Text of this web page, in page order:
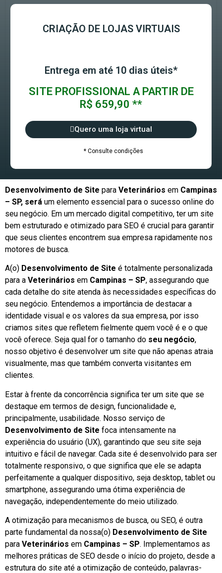
CRIAÇÃO DE LOJAS VIRTUAIS
Entrega em até 10 dias úteis*
SITE PROFISSIONAL A PARTIR DE
R$ 659,90 **
Quero uma loja virtual
* Consulte condições
Desenvolvimento de Site para Veterinários em Campinas
– SP, será um elemento essencial para o sucesso online do
seu negócio. Em um mercado digital competitivo, ter um site
bem estruturado e otimizado para SEO é crucial para garantir
que seus clientes encontrem sua empresa rapidamente nos
motores de busca.
A(o) Desenvolvimento de Site é totalmente personalizada
para a Veterinários em Campinas – SP, assegurando que
cada detalhe do site atenda às necessidades específicas do
seu negócio. Entendemos a importância de destacar a
identidade visual e os valores da sua empresa, por isso
criamos sites que refletem fielmente quem você é e o que
você oferece. Seja qual for o tamanho do seu negócio,
nosso objetivo é desenvolver um site que não apenas atraia
visualmente, mas que também converta visitantes em
clientes.
Estar à frente da concorrência significa ter um site que se
destaque em termos de design, funcionalidade e,
principalmente, usabilidade. Nosso serviço de
Desenvolvimento de Site foca intensamente na
experiência do usuário (UX), garantindo que seu site seja
intuitivo e fácil de navegar. Cada site é desenvolvido para ser
totalmente responsivo, o que significa que ele se adapta
perfeitamente a qualquer dispositivo, seja desktop, tablet ou
smartphone, assegurando uma ótima experiência de
navegação, independentemente do meio utilizado.
A otimização para mecanismos de busca, ou SEO, é outra
parte fundamental da nossa(o) Desenvolvimento de Site
para Veterinários em Campinas – SP. Implementamos as
melhores práticas de SEO desde o início do projeto, desde a
estrutura do site até a otimização de conteúdo, palavras-